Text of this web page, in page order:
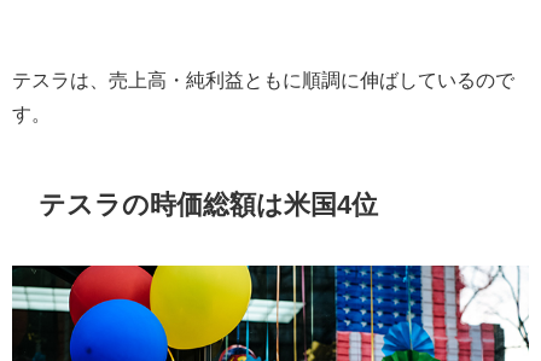
テスラは、売上高・純利益ともに順調に伸ばしているので
す。
テスラの時価総額は米国4位